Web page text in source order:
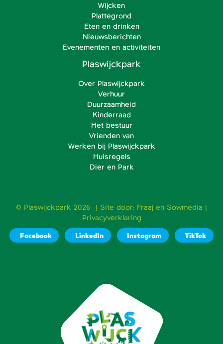
Wijcken
Plattegrond
Eten en drinken
Nieuwsberichten
Evenementen en activiteiten
Plaswijckpark
Over Plaswijckpark
Verhuur
Duurzaamheid
Kinderraad
Het bestuur
Vrienden van
Werken bij Plaswijckpark
Huisregels
Dier en Park
© Plaswijckpark 2026 | Site door: Fraaj en Sowmedia |
Privacyverklaring
Facebook
LinkedIn Instagram TikTok